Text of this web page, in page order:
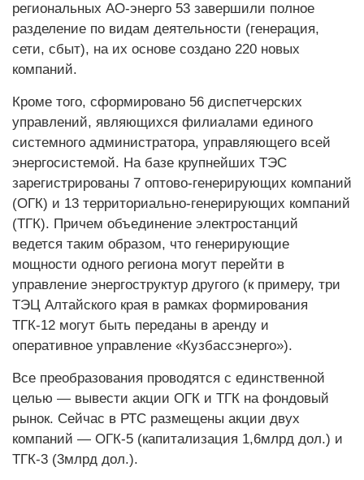
региональных АО-энерго 53 завершили полное
разделение по видам деятельности (генерация,
сети, сбыт), на их основе создано 220 новых
компаний.
Кроме того, сформировано 56 диспетчерских
управлений, являющихся филиалами единого
системного администратора, управляющего всей
энергосистемой. На базе крупнейших ТЭС
зарегистрированы 7 оптово-генерирующих компаний
(ОГК) и 13 территориально-генерирующих компаний
(ТГК). Причем объединение электростанций
ведется таким образом, что генерирующие
мощности одного региона могут перейти в
управление энергоструктур другого (к примеру, три
ТЭЦ Алтайского края в рамках формирования
ТГК-12 могут быть переданы в аренду и
оперативное управление «Кузбассэнерго»).
Все преобразования проводятся с единственной
целью — вывести акции ОГК и ТГК на фондовый
рынок. Сейчас в РТС размещены акции двух
компаний — ОГК-5 (капитализация 1,6млрд дол.) и
ТГК-3 (3млрд дол.).